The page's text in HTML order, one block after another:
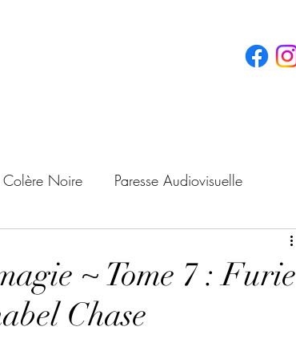
Colère Noire Paresse Audiovisuelle
Temporelles Folie Lycéenne
~ Tome 7 : Furie
Chase